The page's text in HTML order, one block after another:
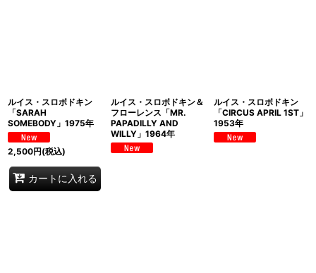
ルイス・スロボドキン
「SARAH
SOMEBODY」1975年
2,500円(税込)
カートに入れる
ルイス・スロボドキン＆
フローレンス「MR.
PAPADILLY AND
WILLY」1964年
ルイス・スロボドキン
「CIRCUS APRIL 1ST」
1953年